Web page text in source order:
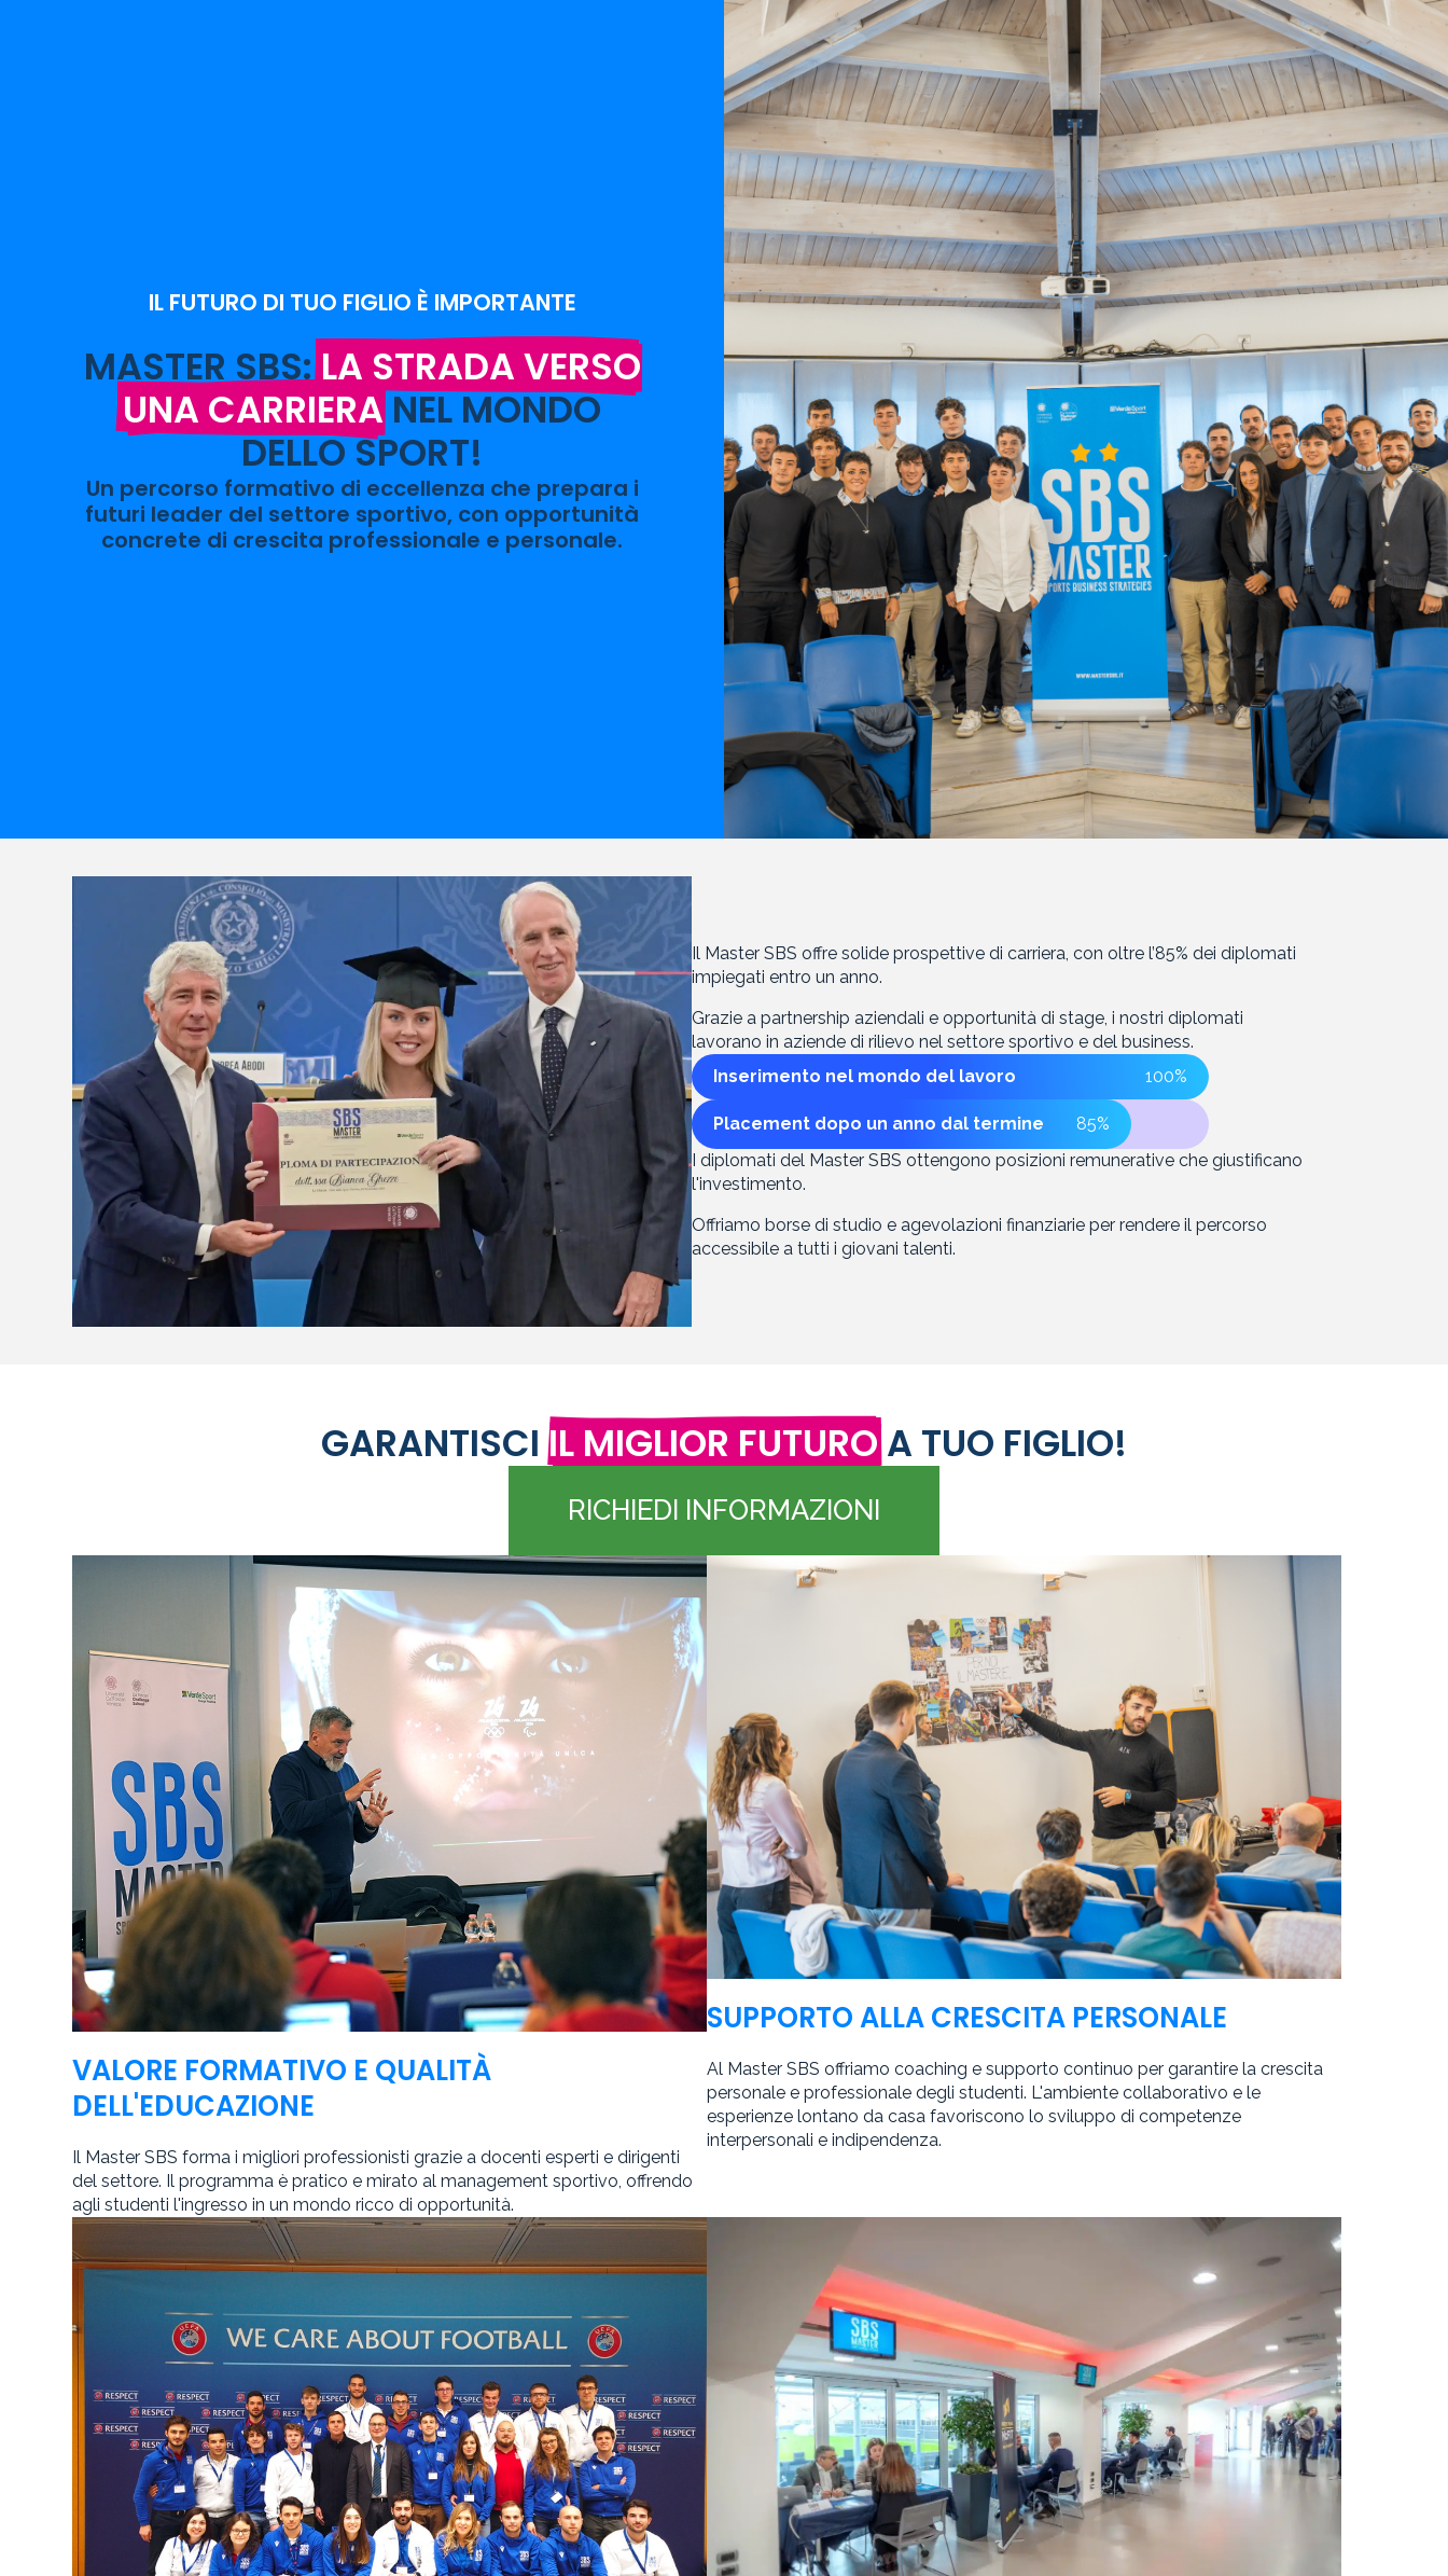
IL FUTURO DI TUO FIGLIO È IMPORTANTE
MASTER SBS: LA STRADA VERSO
UNA CARRIERA NEL MONDO
DELLO SPORT!
Un percorso formativo di eccellenza che prepara i
futuri leader del settore sportivo, con opportunità
concrete di crescita professionale e personale.
Il Master SBS offre solide prospettive di carriera, con oltre l’85% dei diplomati
impiegati entro un anno.
Grazie a partnership aziendali e opportunità di stage, i nostri diplomati
lavorano in aziende di rilievo nel settore sportivo e del business.
Inserimento nel mondo del lavoro
100%
Placement dopo un anno dal termine
85%
I diplomati del Master SBS ottengono posizioni remunerative che giustificano
l'investimento.
Offriamo borse di studio e agevolazioni finanziarie per rendere il percorso
accessibile a tutti i giovani talenti.
GARANTISCIIL MIGLIOR FUTURO A TUO FIGLIO!
RICHIEDI INFORMAZIONI
VALORE FORMATIVO E QUALITÀ
DELL'EDUCAZIONE
Il Master SBS forma i migliori professionisti grazie a docenti esperti e dirigenti
del settore. Il programma è pratico e mirato al management sportivo, offrendo
agli studenti l'ingresso in un mondo ricco di opportunità.
SUPPORTO ALLA CRESCITA PERSONALE
Al Master SBS offriamo coaching e supporto continuo per garantire la crescita
personale e professionale degli studenti. L'ambiente collaborativo e le
esperienze lontano da casa favoriscono lo sviluppo di competenze
interpersonali e indipendenza.